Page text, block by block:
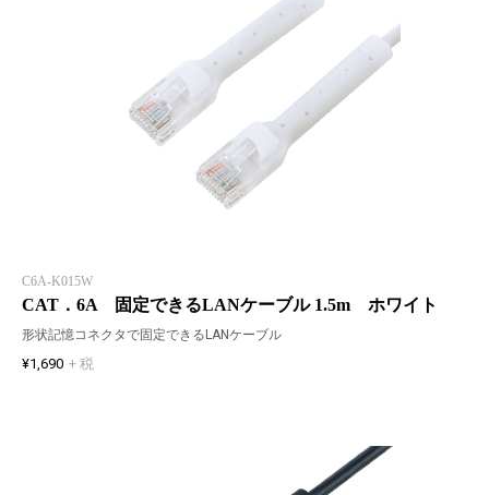
C6A-K015W
CAT．6A 固定できるLANケーブル 1.5m ホワイト
形状記憶コネクタで固定できるLANケーブル
¥1,690 + 税